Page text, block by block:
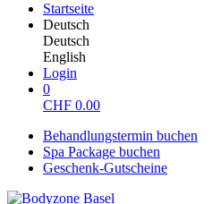
Startseite
Deutsch
Deutsch
English
Login
0
CHF 0.00
Behandlungstermin buchen
Spa Package buchen
Geschenk-Gutscheine